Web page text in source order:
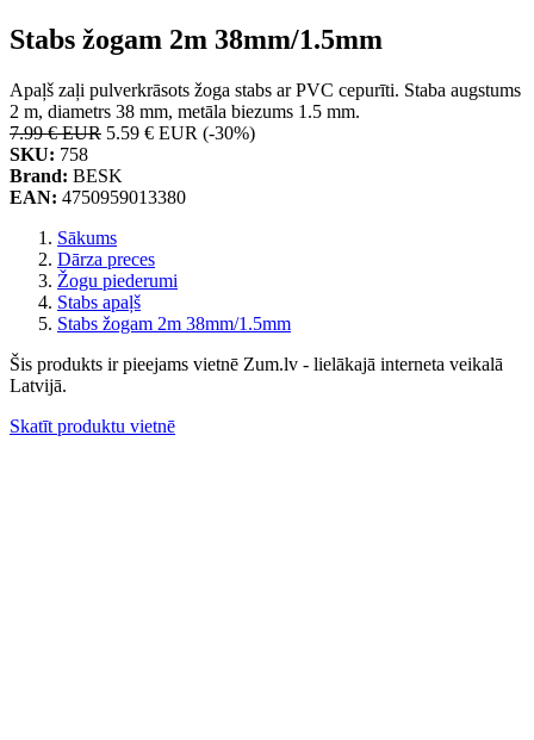
Stabs žogam 2m 38mm/1.5mm
Apaļš zaļi pulverkrāsots žoga stabs ar PVC cepurīti. Staba augstums
2 m, diametrs 38 mm, metāla biezums 1.5 mm.
7.99 € EUR 5.59 € EUR (-30%)
SKU: 758
Brand: BESK
EAN: 4750959013380
Sākums
Dārza preces
Žogu piederumi
Stabs apaļš
Stabs žogam 2m 38mm/1.5mm
Šis produkts ir pieejams vietnē Zum.lv - lielākajā interneta veikalā
Latvijā.
Skatīt produktu vietnē